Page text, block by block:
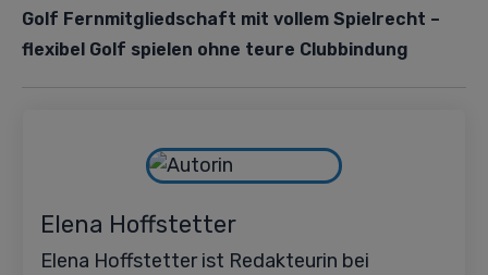
Golf Fernmitgliedschaft mit vollem Spielrecht –
flexibel Golf spielen ohne teure Clubbindung
Elena Hoffstetter
Elena Hoffstetter ist Redakteurin bei